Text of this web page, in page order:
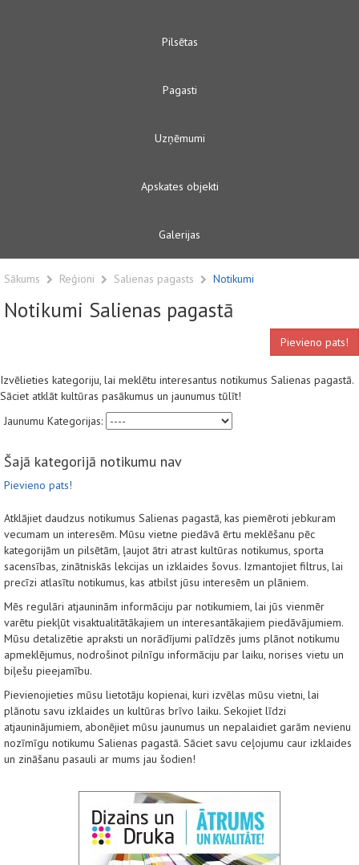
Pilsētas
Pagasti
Uzņēmumi
Apskates objekti
Galerijas
Sākums Reģioni Salienas pagasts Notikumi
Notikumi Salienas pagastā
Pievieno pats!
Izvēlieties kategoriju, lai meklētu interesantus notikumus Salienas pagastā.
Sāciet atklāt kultūras pasākumus un jaunumus tūlīt!
Jaunumu Kategorijas:
Šajā kategorijā notikumu nav
Pievieno pats!
Atklājiet daudzus notikumus Salienas pagastā, kas piemēroti jebkuram
vecumam un interesēm. Mūsu vietne piedāvā ērtu meklēšanu pēc
kategorijām un pilsētām, ļaujot ātri atrast kultūras notikumus, sporta
sacensības, zinātniskās lekcijas un izklaides šovus. Izmantojiet filtrus, lai
precīzi atlasītu notikumus, kas atbilst jūsu interesēm un plāniem.
Mēs regulāri atjauninām informāciju par notikumiem, lai jūs vienmēr
varētu piekļūt visaktualitātākajiem un interesantākajiem piedāvājumiem.
Mūsu detalizētie apraksti un norādījumi palīdzēs jums plānot notikumu
apmeklējumus, nodrošinot pilnīgu informāciju par laiku, norises vietu un
biļešu pieejamību.
Pievienojieties mūsu lietotāju kopienai, kuri izvēlas mūsu vietni, lai
plānotu savu izklaides un kultūras brīvo laiku. Sekojiet līdzi
atjauninājumiem, abonējiet mūsu jaunumus un nepalaidiet garām nevienu
nozīmīgu notikumu Salienas pagastā. Sāciet savu ceļojumu caur izklaides
un zināšanu pasauli ar mums jau šodien!